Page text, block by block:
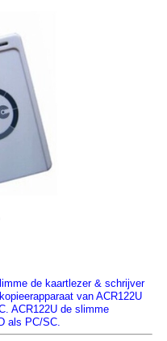
de kaartlezer & schrijver
van ACR122U
ACR122U de slimme
als PC/SC.